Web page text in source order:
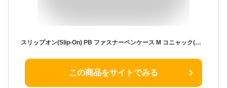
スリップオン(Slip-On) PB ファスナーペンケース M コニャック(薄茶) A-IPV-5801 革 イタリアンレザー スリム シンプル
この商品をサイトでみる